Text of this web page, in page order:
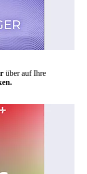
über auf Ihre